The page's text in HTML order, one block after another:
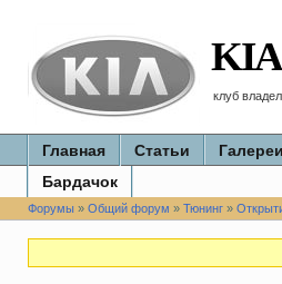
KIA
клуб
Главная Статьи Галереи
Бардачок
Форумы» Общий форум » Тюнинг»